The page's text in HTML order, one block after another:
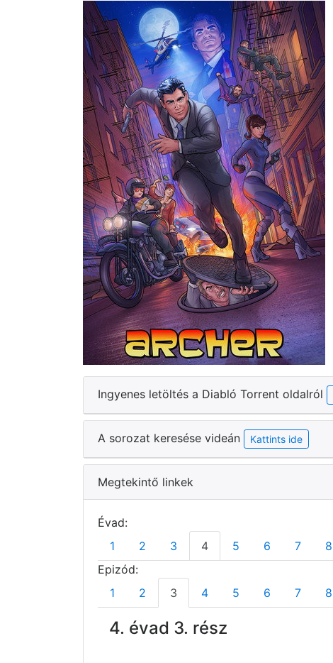
Ingyenes letöltés a Diabló Torrent oldalról
A sorozat keresése videán Kattints ide
Megtekintő linkek
Évad:
1
2 3 4 5 6 7 8
Epizód:
1
2 3 4 5 6 7 8
4. évad 3. rész